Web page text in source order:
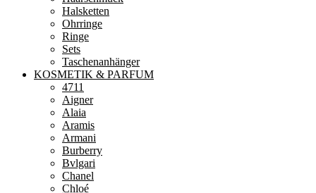
Halsketten
Ohrringe
Ringe
Sets
Taschenanhänger
KOSMETIK & PARFUM
4711
Aigner
Alaia
Aramis
Armani
Burberry
Bvlgari
Chanel
Chloé